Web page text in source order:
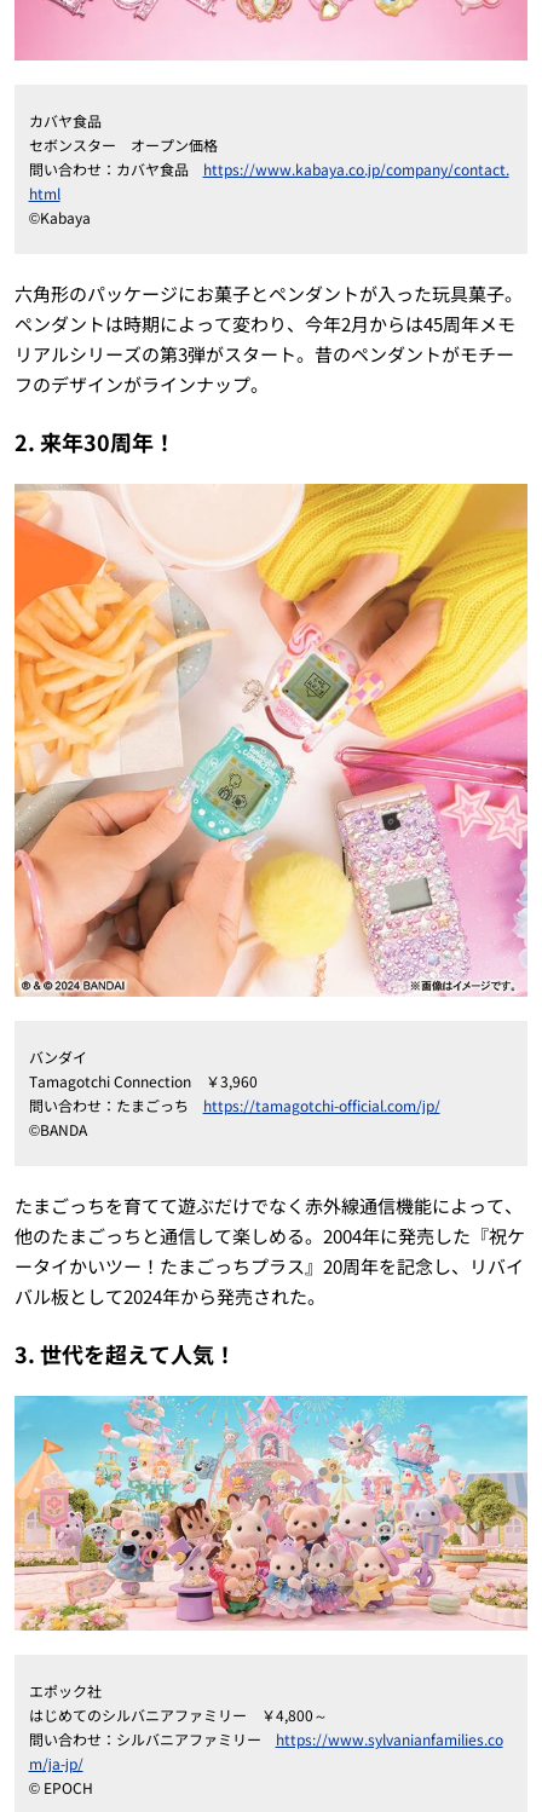
カバヤ食品
セボンスター オープン価格
問い合わせ：カバヤ食品 https://www.kabaya.co.jp/company/contact.
html
©Kabaya
六角形のパッケージにお菓子とペンダントが入った玩具菓子。
ペンダントは時期によって変わり、今年2月からは45周年メモ
リアルシリーズの第3弾がスタート。昔のペンダントがモチー
フのデザインがラインナップ。
2. 来年30周年！
バンダイ
Tamagotchi Connection ￥3,960
問い合わせ：たまごっち https://tamagotchi-official.com/jp/
©BANDA
たまごっちを育てて遊ぶだけでなく赤外線通信機能によって、
他のたまごっちと通信して楽しめる。2004年に発売した『祝ケ
ータイかいツー！たまごっちプラス』20周年を記念し、リバイ
バル板として2024年から発売された。
3. 世代を超えて人気！
エポック社
はじめてのシルバニアファミリー ￥4,800～
問い合わせ：シルバニアファミリー https://www.sylvanianfamilies.co
m/ja-jp/
© EPOCH